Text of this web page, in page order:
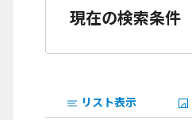
現在の検索条件
リスト表示